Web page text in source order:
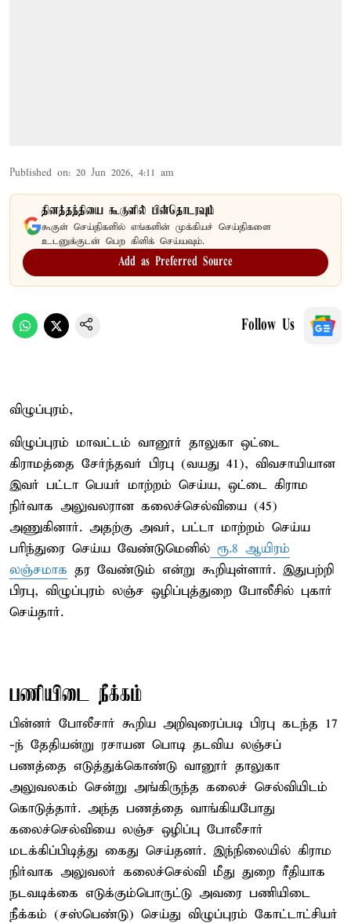
Published on: 20 Jun 2026, 4:11 am
தினத்தந்தியை கூகுளில் பின்தொடரவும்
கூகுள் செய்திகளில் எங்களின் முக்கியச் செய்திகளை
உடனுக்குடன் பெற கிளிக் செய்யவும்.
Add as Preferred Source
Follow Us
விழுப்புரம்,
விழுப்புரம் மாவட்டம் வானூர் தாலுகா ஒட்டை
கிராமத்தை சேர்ந்தவர் பிரபு (வயது 41), விவசாயியான
இவர் பட்டா பெயர் மாற்றம் செய்ய, ஒட்டை கிராம
நிர்வாக அலுவலரான கலைச்செல்வியை (45)
அணுகினார். அதற்கு அவர், பட்டா மாற்றம் செய்ய
பரிந்துரை செய்ய வேண்டுமெனில் ரூ.8 ஆயிரம்
லஞ்சமாக தர வேண்டும் என்று கூறியுள்ளார். இதுபற்றி
பிரபு, விழுப்புரம் லஞ்ச ஒழிப்புத்துறை போலீசில் புகார்
செய்தார்.
பணியிடை நீக்கம்
பின்னர் போலீசார் கூறிய அறிவுரைப்படி பிரபு கடந்த 17
-ந் தேதியன்று ரசாயன பொடி தடவிய லஞ்சப்
பணத்தை எடுத்துக்கொண்டு வானூர் தாலுகா
அலுவலகம் சென்று அங்கிருந்த கலைச் செல்வியிடம்
கொடுத்தார். அந்த பணத்தை வாங்கியபோது
கலைச்செல்வியை லஞ்ச ஒழிப்பு போலீசார்
மடக்கிப்பிடித்து கைது செய்தனர். இந்நிலையில் கிராம
நிர்வாக அலுவலர் கலைச்செல்வி மீது துறை ரீதியாக
நடவடிக்கை எடுக்கும்பொருட்டு அவரை பணியிடை
நீக்கம் (சஸ்பெண்டு) செய்து விழுப்புரம் கோட்டாட்சியர்